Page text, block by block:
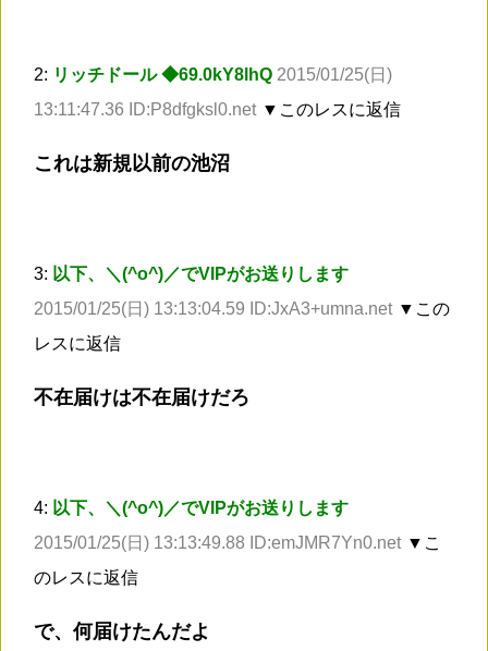
2: リッチドール ◆69.0kY8lhQ 2015/01/25(日)
13:11:47.36 ID:P8dfgksl0.net ▼このレスに返信
これは新規以前の池沼
3: 以下、＼(^o^)／でVIPがお送りします
2015/01/25(日) 13:13:04.59 ID:JxA3+umna.net ▼この
レスに返信
不在届けは不在届けだろ
4: 以下、＼(^o^)／でVIPがお送りします
2015/01/25(日) 13:13:49.88 ID:emJMR7Yn0.net ▼こ
のレスに返信
で、何届けたんだよ